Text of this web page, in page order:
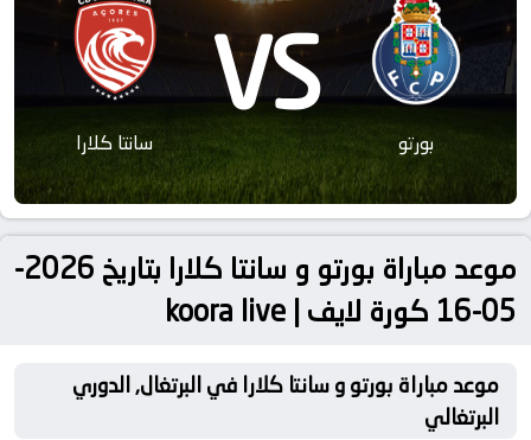
بورتو VS سانتا كلارا
موعد مباراة بورتو و سانتا كلارا بتاريخ 2026-
05-16 كورة لايف | koora live
موعد مباراة بورتو و سانتا كلارا في البرتغال, الدوري
البرتغالي